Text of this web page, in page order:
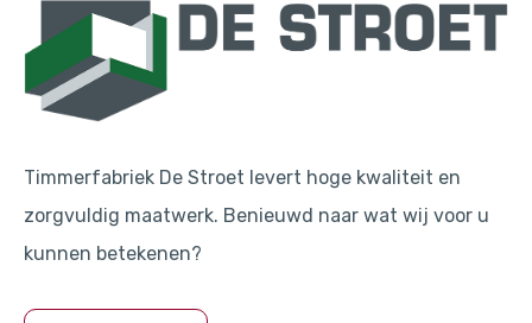
Timmerfabriek De Stroet levert hoge kwaliteit en
zorgvuldig maatwerk. Benieuwd naar wat wij voor u
kunnen betekenen?